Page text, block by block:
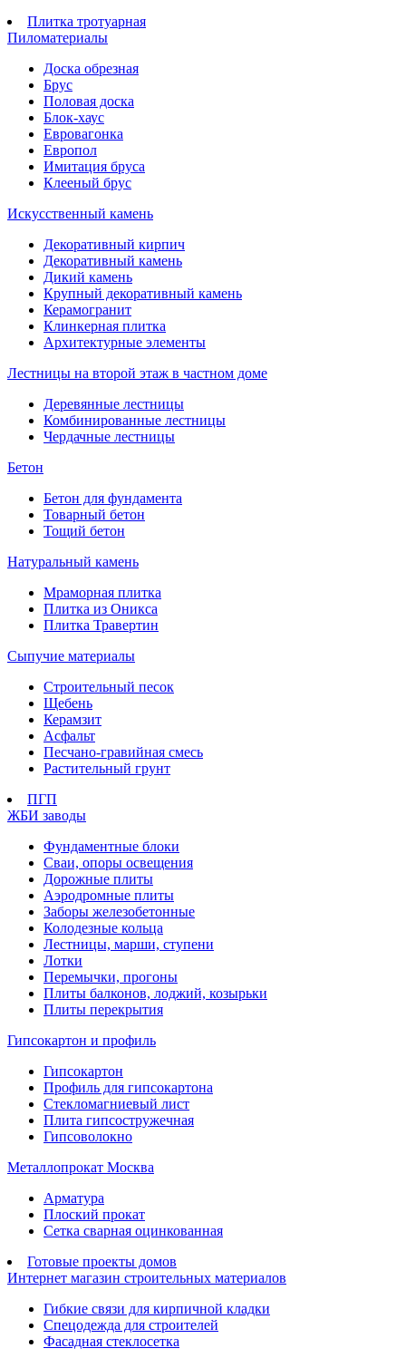
Плитка тротуарная
Пиломатериалы
Доска обрезная
Брус
Половая доска
Блок-хаус
Евровагонка
Европол
Имитация бруса
Клееный брус
Искусственный камень
Декоративный кирпич
Декоративный камень
Дикий камень
Крупный декоративный камень
Керамогранит
Клинкерная плитка
Архитектурные элементы
Лестницы на второй этаж в частном доме
Деревянные лестницы
Комбинированные лестницы
Чердачные лестницы
Бетон
Бетон для фундамента
Товарный бетон
Тощий бетон
Натуральный камень
Мраморная плитка
Плитка из Оникса
Плитка Травертин
Сыпучие материалы
Строительный песок
Щебень
Керамзит
Асфальт
Песчано-гравийная смесь
Растительный грунт
ПГП
ЖБИ заводы
Фундаментные блоки
Сваи, опоры освещения
Дорожные плиты
Аэродромные плиты
Заборы железобетонные
Колодезные кольца
Лестницы, марши, ступени
Лотки
Перемычки, прогоны
Плиты балконов, лоджий, козырьки
Плиты перекрытия
Гипсокартон и профиль
Гипсокартон
Профиль для гипсокартона
Стекломагниевый лист
Плита гипсостружечная
Гипсоволокно
Металлопрокат Москва
Арматура
Плоский прокат
Сетка сварная оцинкованная
Готовые проекты домов
Интернет магазин строительных материалов
Гибкие связи для кирпичной кладки
Спецодежда для строителей
Фасадная стеклосетка